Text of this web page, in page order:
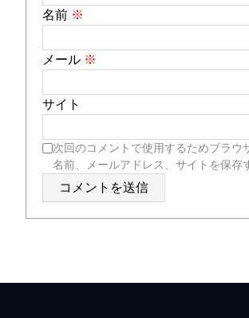
名前 ※
メール ※
サイト
次回のコメントで使用するためブラウ
名前、メールアドレス、サイトを保存